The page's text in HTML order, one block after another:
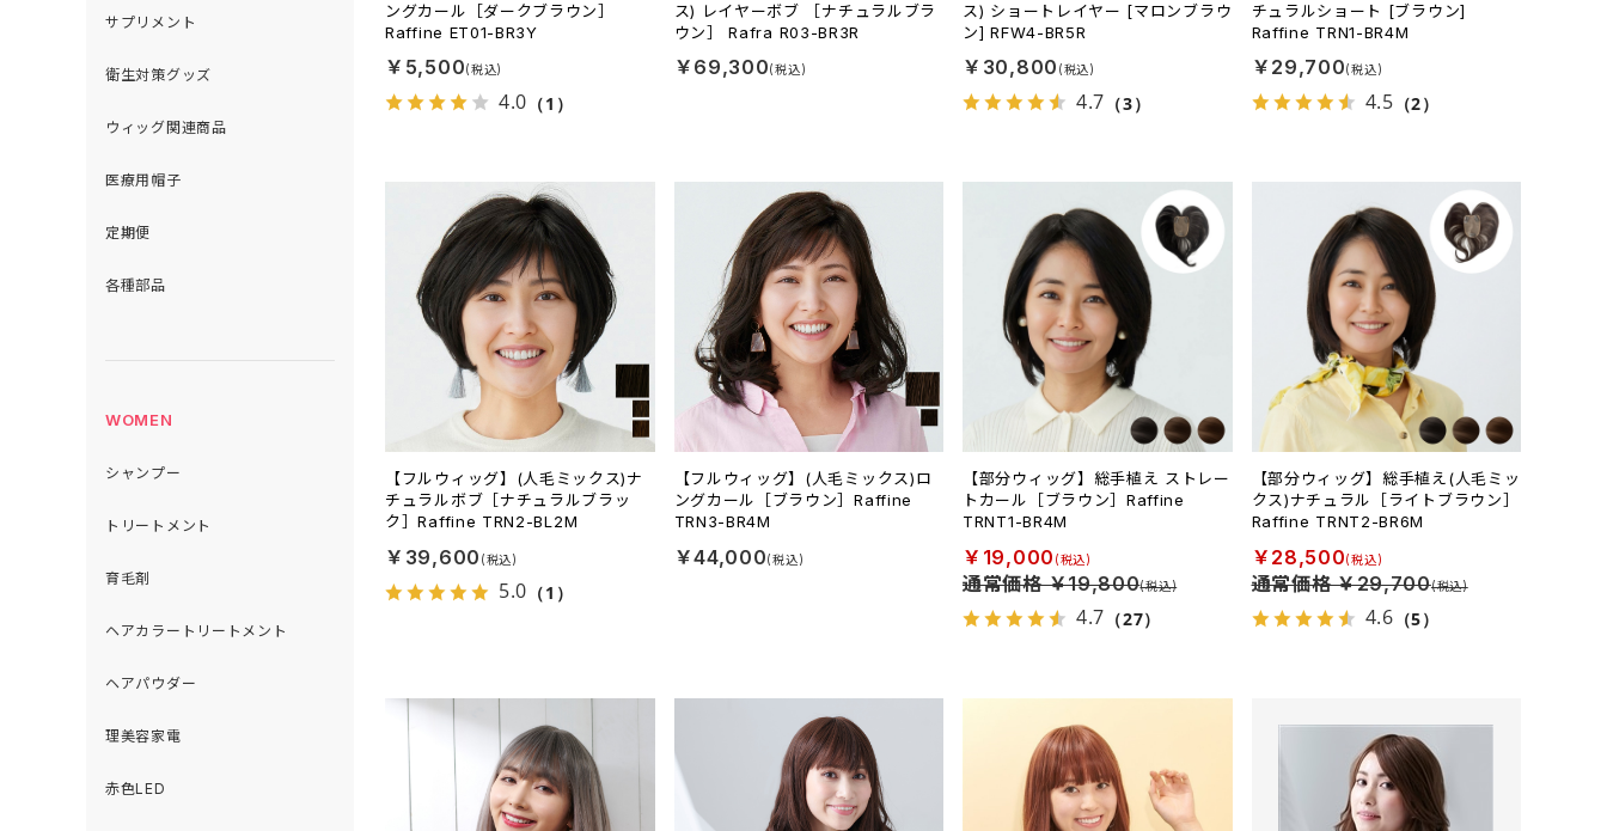
サプリメント
衛生対策グッズ
ウィッグ関連商品
医療用帽子
定期便
各種部品
WOMEN
シャンプー
トリートメント
育毛剤
ヘアカラートリートメント
ヘアパウダー
理美容家電
赤色LED
ングカール［ダークブラウン］
Raffine ET01-BR3Y
￥5,500
4.0 （1）
ス) レイヤーボブ ［ナチュラルブラ
ウン］ Rafra R03-BR3R
￥69,300
ス) ショートレイヤー [マロンブラウ
ン] RFW4-BR5R
￥30,800
4.7 （3）
チュラルショート [ブラウン]
Raffine TRN1-BR4M
￥29,700
4.5 （2）
【フルウィッグ】(人毛ミックス)ナ
チュラルボブ［ナチュラルブラッ
ク］Raffine TRN2-BL2M
￥39,600
5.0 （1）
【フルウィッグ】(人毛ミックス)ロ
ングカール［ブラウン］Raffine
TRN3-BR4M
￥44,000
【部分ウィッグ】総手植え ストレー
トカール［ブラウン］Raffine
TRNT1-BR4M
￥19,000
通常価格 ￥19,800
4.7 （27）
【部分ウィッグ】総手植え(人毛ミッ
クス)ナチュラル［ライトブラウン］
Raffine TRNT2-BR6M
￥28,500
通常価格 ￥29,700
4.6 （5）